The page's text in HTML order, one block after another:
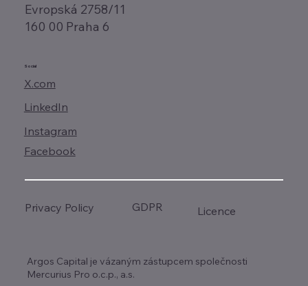
Evropská 2758/11
160 00 Praha 6
Social
X.com
LinkedIn
Instagram
Facebook
Argos Capital je vázaným zástupcem společnosti
Mercurius Pro o.c.p., a.s.
Privacy Policy GDPR Licence